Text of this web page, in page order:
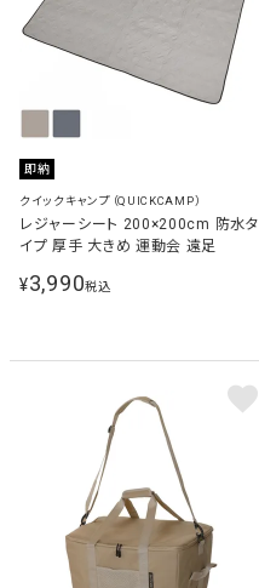
即納
クイックキャンプ（QUICKCAMP）
レジャーシート 200×200cm 防水タ
イプ 厚手 大きめ 運動会 遠足
¥3,990税込